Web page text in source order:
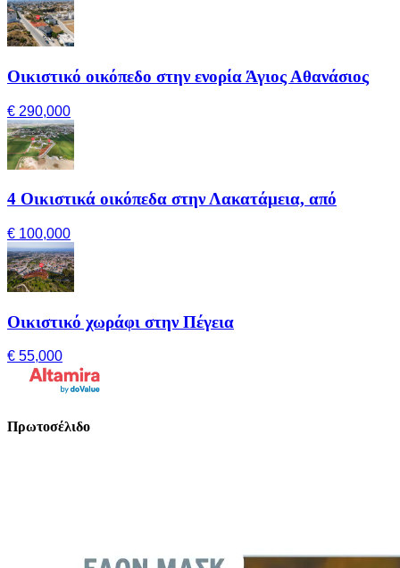
Οικιστικό οικόπεδο στην ενορία Άγιος Αθανάσιος
€ 290,000
4 Οικιστικά οικόπεδα στην Λακατάμεια, από
€ 100,000
Οικιστικό χωράφι στην Πέγεια
€ 55,000
Πρωτοσέλιδο